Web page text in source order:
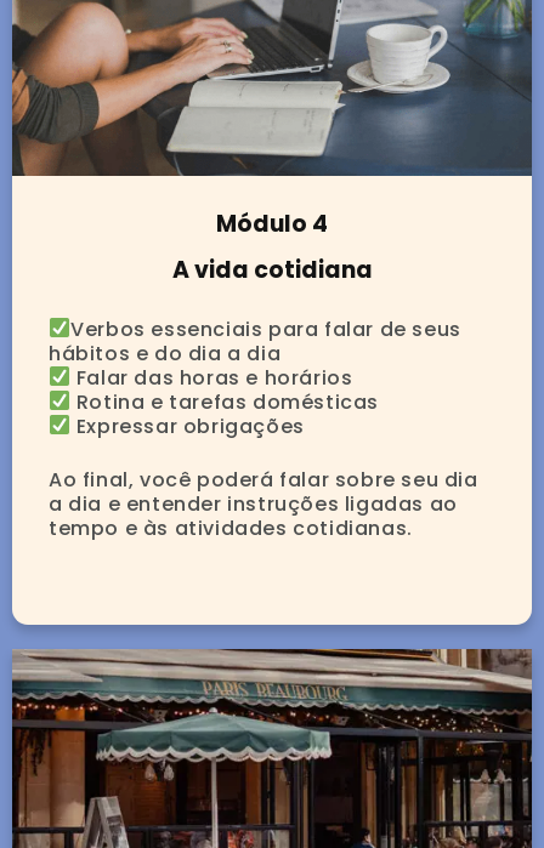
Módulo 4
A vida cotidiana
Verbos essenciais para falar de seus
hábitos e do dia a dia
Falar das horas e horários
Rotina e tarefas domésticas
Expressar obrigações
Ao final, você poderá falar sobre seu dia
a dia e entender instruções ligadas ao
tempo e às atividades cotidianas.